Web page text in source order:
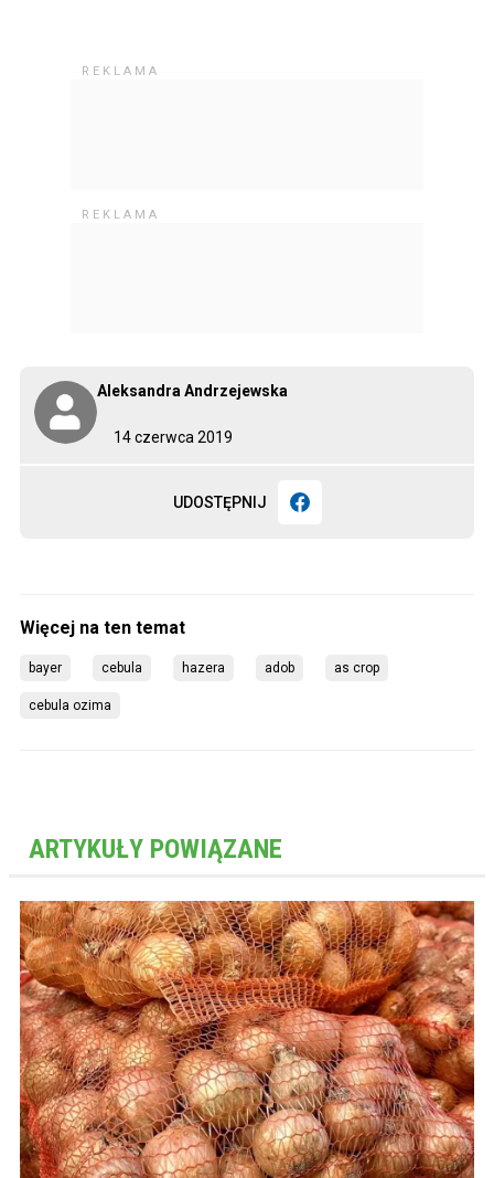
14 czerwca 2019
Aleksandra Andrzejewska
UDOSTĘPNIJ
bayer cebula hazera adob as crop
cebula ozima
ARTYKUŁY POWIĄZANE